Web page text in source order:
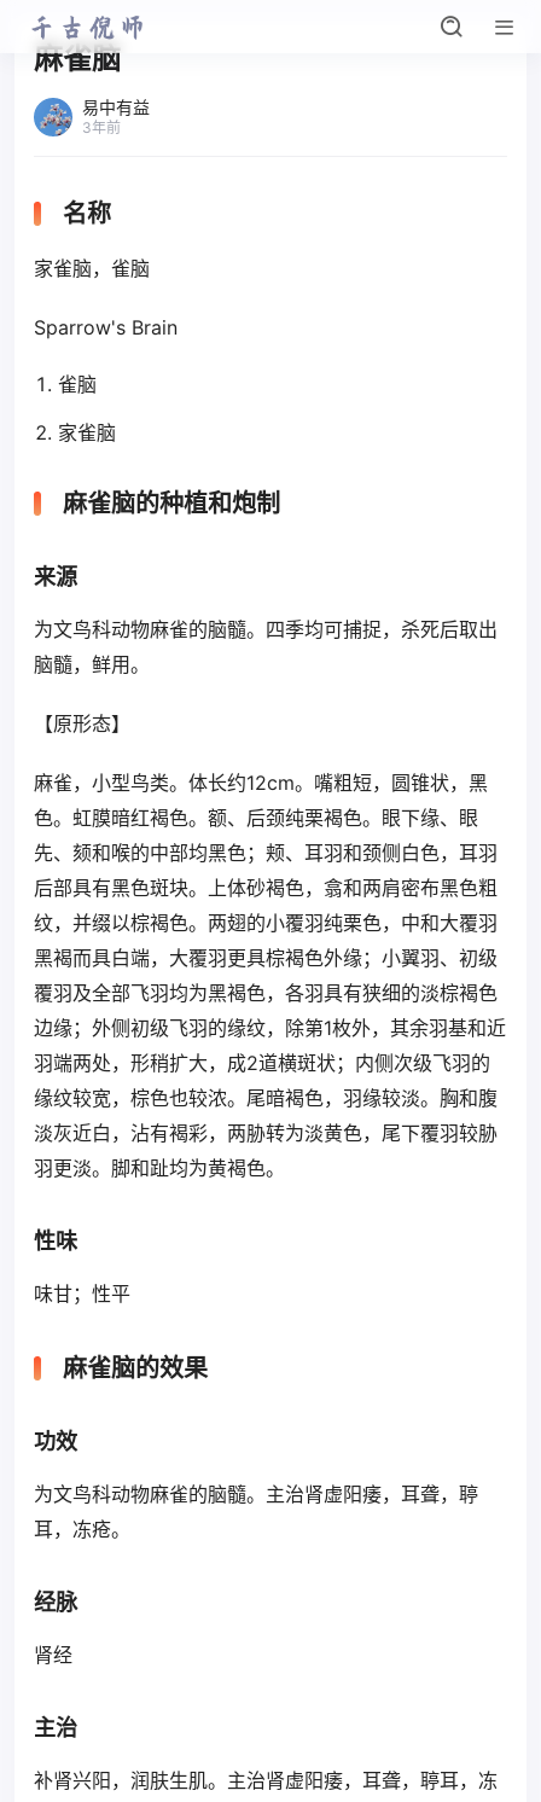
麻雀脑
易中有益
3年前
名称
家雀脑，雀脑
Sparrow's Brain
雀脑
家雀脑
麻雀脑的种植和炮制
来源
为文鸟科动物麻雀的脑髓。四季均可捕捉，杀死后取出
脑髓，鲜用。
【原形态】
麻雀，小型鸟类。体长约12cm。嘴粗短，圆锥状，黑
色。虹膜暗红褐色。额、后颈纯栗褐色。眼下缘、眼
先、颏和喉的中部均黑色；颊、耳羽和颈侧白色，耳羽
后部具有黑色斑块。上体砂褐色，翕和两肩密布黑色粗
纹，并缀以棕褐色。两翅的小覆羽纯栗色，中和大覆羽
黑褐而具白端，大覆羽更具棕褐色外缘；小翼羽、初级
覆羽及全部飞羽均为黑褐色，各羽具有狭细的淡棕褐色
边缘；外侧初级飞羽的缘纹，除第1枚外，其余羽基和近
羽端两处，形稍扩大，成2道横斑状；内侧次级飞羽的
缘纹较宽，棕色也较浓。尾暗褐色，羽缘较淡。胸和腹
淡灰近白，沾有褐彩，两胁转为淡黄色，尾下覆羽较胁
羽更淡。脚和趾均为黄褐色。
性味
味甘；性平
麻雀脑的效果
功效
为文鸟科动物麻雀的脑髓。主治肾虚阳痿，耳聋，聤
耳，冻疮。
经脉
肾经
主治
补肾兴阳，润肤生肌。主治肾虚阳痿，耳聋，聤耳，冻